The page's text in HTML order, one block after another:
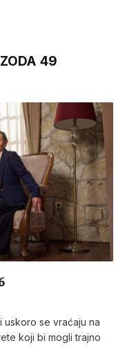
49
se vraćaju na
koji bi mogli trajno